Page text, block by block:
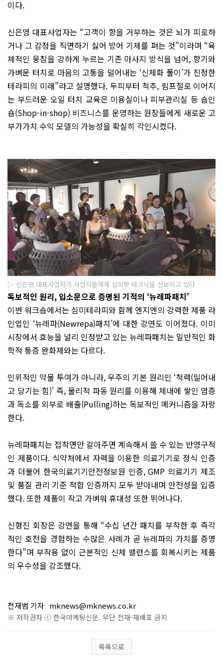
이다.
신은영 대표사업자는 “고객이 향을 거부하는 것은 뇌가 피로하
거나 그 감정을 직면하기 싫어 방어 기제를 펴는 것”이라며 “육
체적인 뭉침을 강하게 누르는 기존 마사지 방식을 넘어, 향기와
가벼운 터치로 마음의 고통을 덜어내는 ‘신체화 풀이’가 진정한
테라피의 미래”라고 설명했다. 두피부터 척추, 림프절로 이어지
는 부드러운 오일 터치 교육은 미용실이나 피부관리실 등 숍인
숍(Shop-in-shop) 비즈니스를 운영하는 원장들에게 새로운 고
부가가치 수익 모델의 가능성을 확실히 각인시켰다.
▷ 신은영 대표사업자가 사업자들에게 심미팟 테크닉을 선보이고 있다
독보적인 원리, 입소문으로 증명된 기적의 ‘뉴레파패치’
이번 워크숍에서는 심미테라피와 함께 엔지엔의 강력한 제품 라
인업인 ‘뉴레파(Newrepa)패치’에 대한 강연도 이어졌다. 이미
시장에서 효능을 널리 인정받고 있는 뉴레파패치는 일반적인 화
학적 통증 완화제와는 다르다.
인위적인 약물 투여가 아니라, 우주의 기본 원리인 ‘척력(밀어내
고 당기는 힘)’ 즉, 물리적 파동 원리를 이용해 체내에 쌓인 염증
과 독소를 외부로 배출(Pulling)하는 독보적인 메커니즘을 자랑
한다.
뉴레파패치는 접착면만 갈아주면 계속해서 쓸 수 있는 반영구적
인 제품이다. 식약처에서 자력을 이용한 의료기기로 정식 인증
과 더불어 한국의료기기안전정보원 인증, GMP 의료기기 제조
및 품질 관리 기준 적합 인증까지 모두 받아내며 안전성을 입증
했다. 또한 제품이 작고 가벼워 휴대성 또한 뛰어나다.
신형진 회장은 강연을 통해 “수십 년간 패치를 부착한 후 즉각
적인 호전을 경험하는 수많은 사례가 곧 뉴레파의 가치를 증명
한다”며 부작용 없이 근본적인 신체 밸런스를 회복시키는 제품
의 우수성을 강조했다.
전재범 기자 mknews@mknews.co.kr
※ 저작권자 ⓒ 한국마케팅신문. 무단 전재-재배포 금지
목록으로